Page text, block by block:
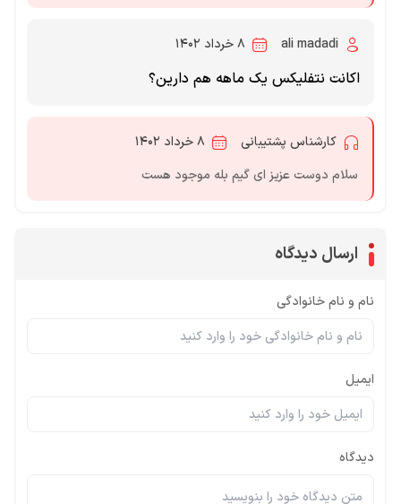
ali madadi ۸ خرداد ۱۴۰۲
اکانت نتفلیکس یک ماهه هم دارین؟
کارشناس پشتیبانی
۸ خرداد ۱۴۰۲
سلام دوست عزیز ای گیم بله موجود هست
ارسال دیدگاه
نام و نام خانوادگی
ایمیل
دیدگاه